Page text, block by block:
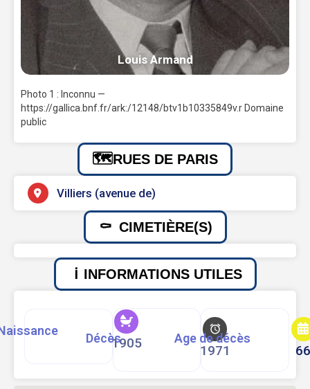
Louis Armand
Photo 1 : Inconnu —
https://gallica.bnf.fr/ark:/12148/btv1b10335849v.r Domaine
public
RUES DE PARIS
Villiers (avenue de)
CIMETIÈRE(S)
INFORMATIONS UTILES
1905
Décès
1971
Age de décès